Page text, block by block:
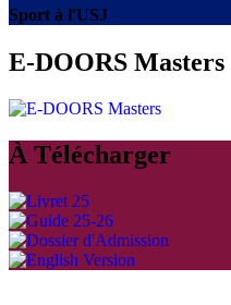
Sport à l'USJ
E-DOORS Masters
À Télécharger